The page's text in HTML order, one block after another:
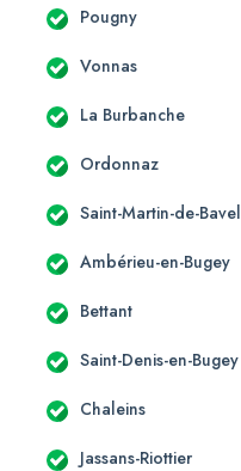
Pougny
Vonnas
La Burbanche
Ordonnaz
Saint-Martin-de-Bavel
Ambérieu-en-Bugey
Bettant
Saint-Denis-en-Bugey
Chaleins
Jassans-Riottier